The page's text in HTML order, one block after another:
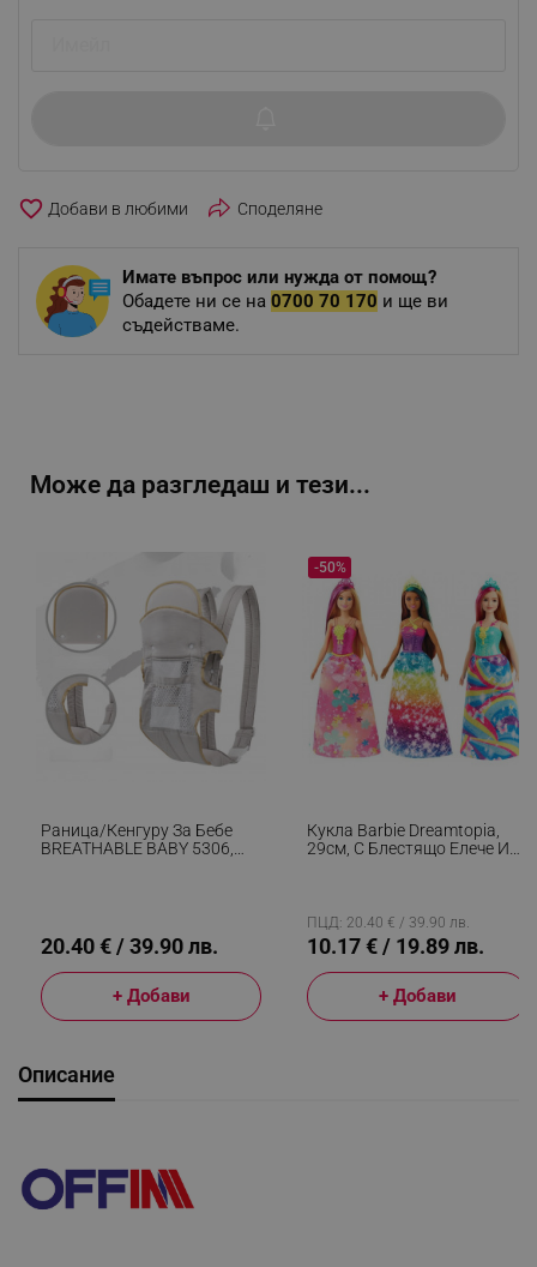
favorite_border Споделяне
Имате въпрос или нужда от помощ?
Обадете ни се на 0700 70 170 и ще ви
съдействаме.
Може да разгледаш и тези...
Раница/кенгуру За Бебе
BREATHABLE BABY 5306,
20.40 € / 39.90 лв.
+ Добави
Кукла Barbie Dreamtopia,
29см, С Блестящо Елече И
-50%
ПЦД: 20.40 € / 39.90 лв.
10.17 € / 19.89 лв.
+ Добави
Описание